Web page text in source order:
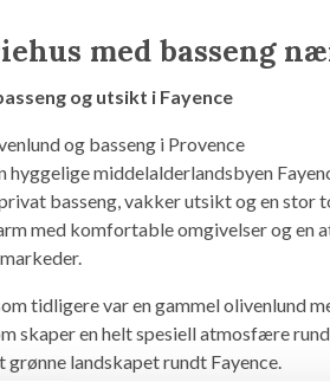
med basseng
og utsikt i Fayence
og basseng i Provence
hyggelige middelalderlandsbyen
basseng, vakker utsikt og en
med komfortable omgivelser og en
tidligere var en gammel olivenlund
skaper en helt spesiell atmosfære
landskapet rundt Fayence.